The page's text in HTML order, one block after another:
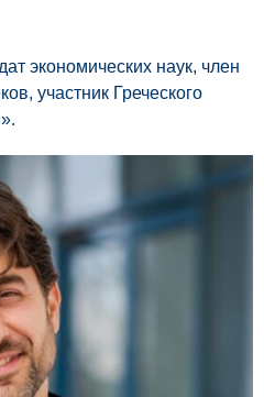
экономических наук, член
участник Греческого